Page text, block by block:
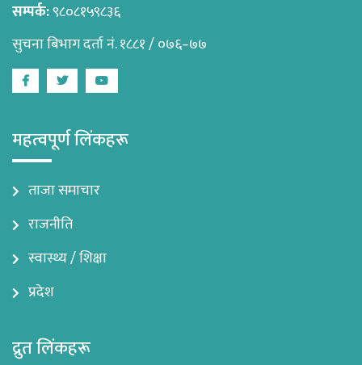
सम्पर्क:९८०८१५९८३६
सुचना बिभाग दर्ता नं. १८८१ / ०७६–७७
FacebookTwitterYoutube
महत्वपूर्ण लिंकहरू
ताजा समाचार
राजनीति
स्वास्थ्य / शिक्षा
प्रदेश
द्रुत लिंकहरू